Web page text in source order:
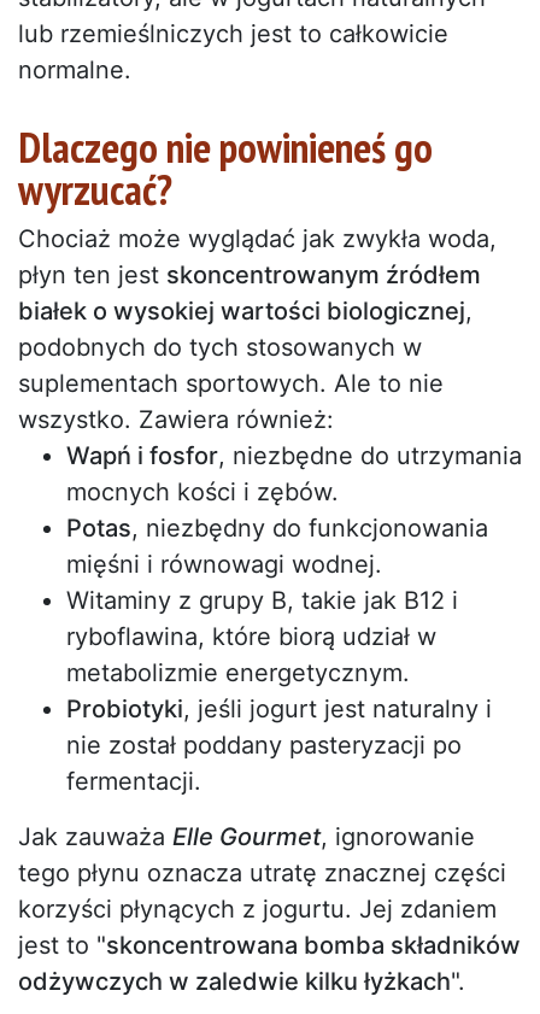
lub rzemieślniczych jest to całkowicie
normalne.
Dlaczego nie powinieneś go
wyrzucać?
Chociaż może wyglądać jak zwykła woda,
płyn ten jest skoncentrowanym źródłem
białek o wysokiej wartości biologicznej,
podobnych do tych stosowanych w
suplementach sportowych. Ale to nie
wszystko. Zawiera również:
Wapń i fosfor, niezbędne do utrzymania
mocnych kości i zębów.
Potas, niezbędny do funkcjonowania
mięśni i równowagi wodnej.
Witaminy z grupy B, takie jak B12 i
ryboflawina, które biorą udział w
metabolizmie energetycznym.
Probiotyki, jeśli jogurt jest naturalny i
nie został poddany pasteryzacji po
fermentacji.
Jak zauważa Elle Gourmet, ignorowanie
tego płynu oznacza utratę znacznej części
korzyści płynących z jogurtu. Jej zdaniem
jest to "skoncentrowana bomba składników
odżywczych w zaledwie kilku łyżkach".